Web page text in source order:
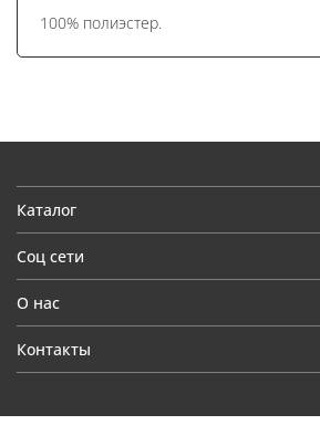
100% полиэстер.
Каталог
Соц сети
О нас
Контакты